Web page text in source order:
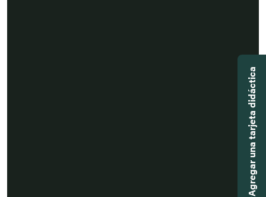
Agregar una tarjeta didáctica